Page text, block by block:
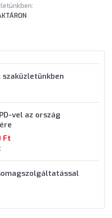
vel az ország
Ft